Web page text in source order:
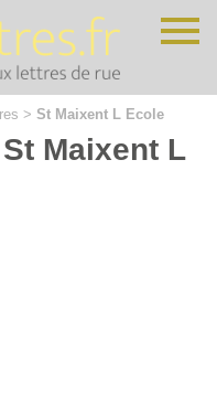
> St Maixent L Ecole
Maixent L